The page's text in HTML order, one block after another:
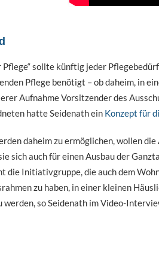
sollte künftig jeder
Pflege benötigt – ob daheim, in
Aufnahme Vorsitzender des
hatte Seidenath ein Konzept für
daheim zu ermöglichen, wollen
sich auch für einen Ausbau der
die Initiativgruppe, die auch dem
zu haben, in einer kleinen
werden, so Seidenath im Video-